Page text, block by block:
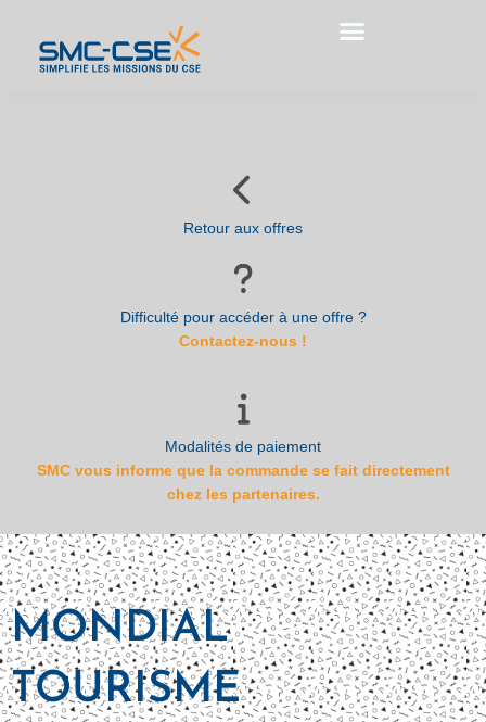
contenu
Retour aux offres
Difficulté pour accéder à une offre ?
Contactez-nous !
Modalités de paiement
SMC vous informe que la commande se fait directement
chez les partenaires.
MONDIAL
TOURISME